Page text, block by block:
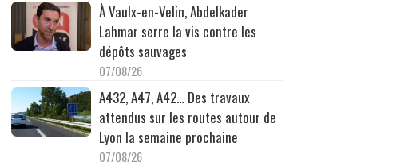
À Vaulx-en-Velin, Abdelkader
Lahmar serre la vis contre les
dépôts sauvages
07/08/26
A432, A47, A42… Des travaux
attendus sur les routes autour de
Lyon la semaine prochaine
07/08/26